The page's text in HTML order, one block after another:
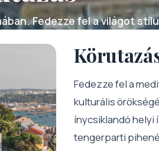
Fedezze fel a világot
Fedezze fel a
kulturális
ínycsiklandó helyi
tengerparti